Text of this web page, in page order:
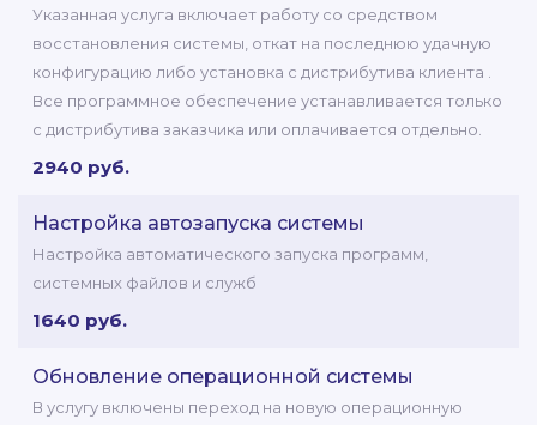
Указанная услуга включает работу со средством
восстановления системы, откат на последнюю удачную
конфигурацию либо установка с дистрибутива клиента .
Все программное обеспечение устанавливается только
с дистрибутива заказчика или оплачивается отдельно.
2940 руб.
Настройка автозапуска системы
Настройка автоматического запуска программ,
системных файлов и служб
1640 руб.
Обновление операционной системы
В услугу включены переход на новую операционную